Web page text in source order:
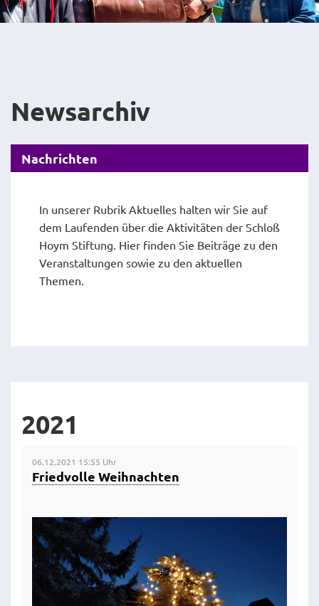
Newsarchiv
Nachrichten
In unserer Rubrik Aktuelles halten wir Sie auf
dem Laufenden über die Aktivitäten der Schloß
Hoym Stiftung. Hier finden Sie Beiträge zu den
Veranstaltungen sowie zu den aktuellen
Themen.
2021
06.12.2021 15:55 Uhr
Friedvolle Weihnachten